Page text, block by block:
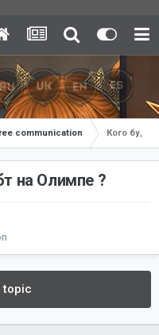
communication Кого
на Олимпе ?
topic